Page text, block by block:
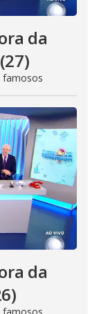
da
famosos
da